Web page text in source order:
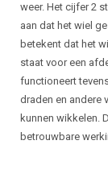
weer. Het cijfer 2
aan dat het wiel
betekent dat het
staat voor een
functioneert
draden en andere
kunnen wikkelen.
betrouwbare